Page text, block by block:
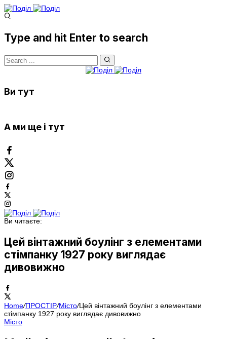
Type and hit Enter to search
Ви тут
А ми ще і тут
Ви читаєте:
Цей вінтажний боулінг з елементами
стімпанку 1927 року виглядає
дивовижно
Home/ПРОСТІР/Місто/Цей вінтажний боулінг з елементами
стімпанку 1927 року виглядає дивовижно
Місто